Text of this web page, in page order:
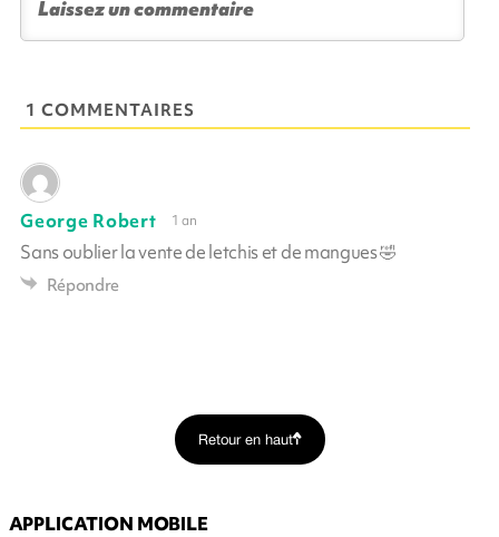
1 COMMENTAIRES
George Robert 1 an
Sans oublier la vente de letchis et de mangues 🤣
Répondre
Retour en haut
APPLICATION MOBILE